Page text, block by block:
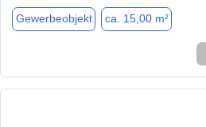
Gewerbeobjekt ca. 15,00 m²